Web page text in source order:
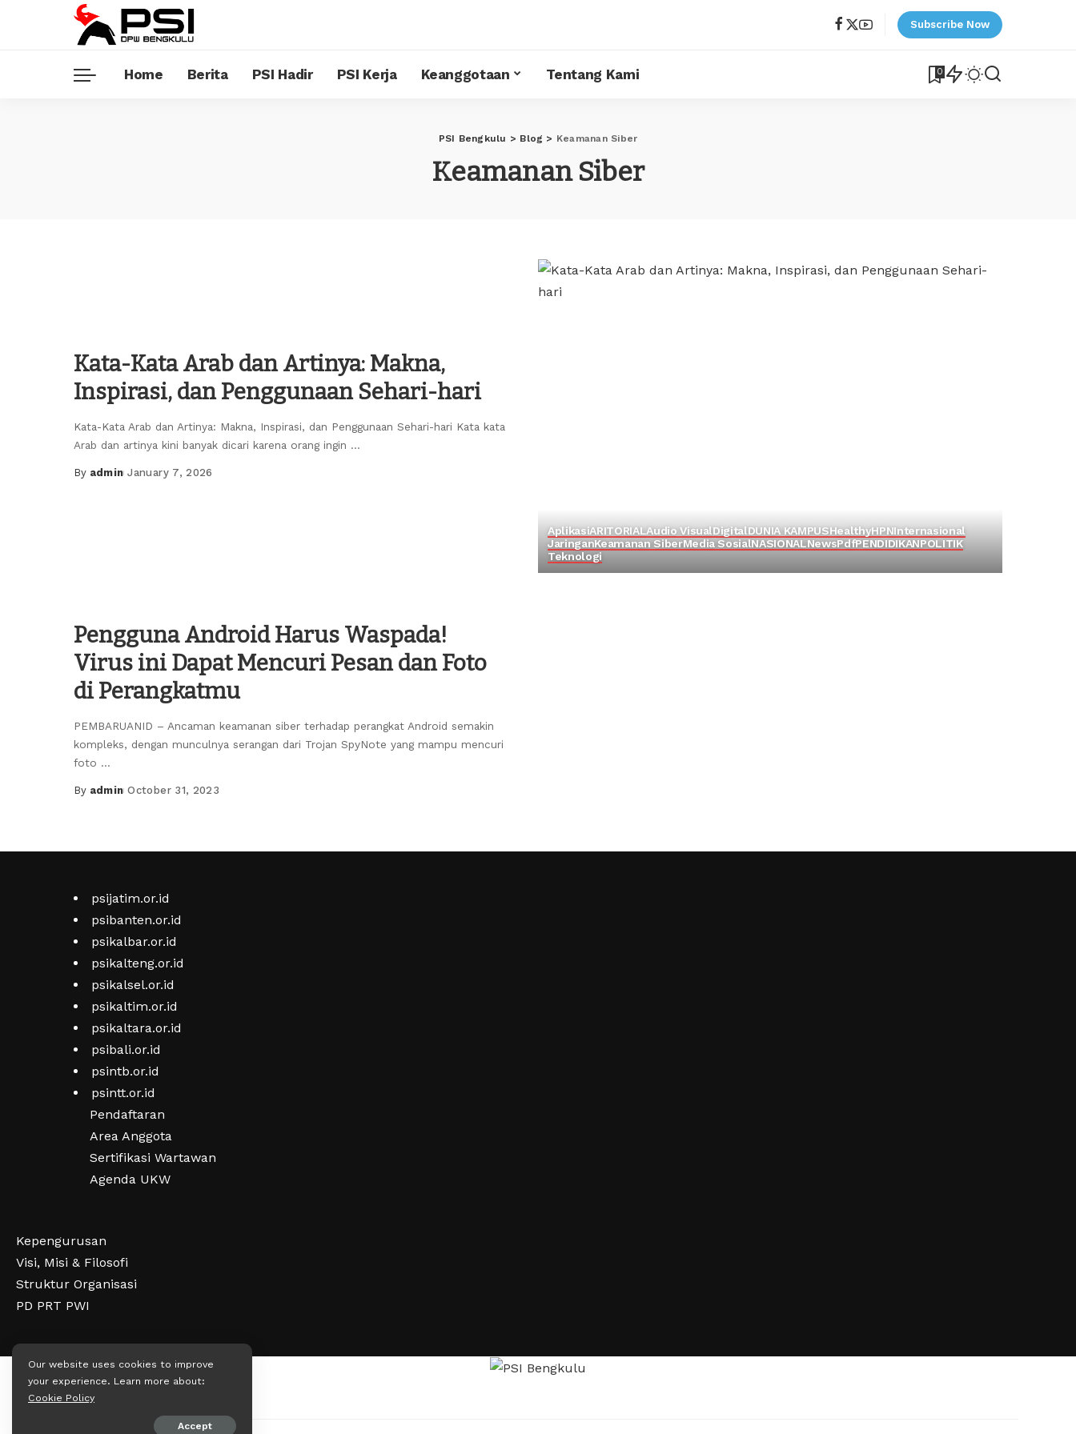
Subscribe Now
Home Berita PSI Hadir PSI Kerja Keanggotaan Tentang Kami 0
PSI Bengkulu > Blog > Keamanan Siber
Keamanan Siber
AplikasiARITORIALAudio VisualDigitalDUNIA KAMPUSHealthyHPNInternasional
JaringanKeamanan SiberMedia SosialNASIONALNewsPdfPENDIDIKANPOLITIK
Teknologi
Kata-Kata Arab dan Artinya: Makna,
Inspirasi, dan Penggunaan Sehari-hari
Kata-Kata Arab dan Artinya: Makna, Inspirasi, dan Penggunaan Sehari-hari Kata kata
Arab dan artinya kini banyak dicari karena orang ingin ...
Posted
By admin January 7, 2026
Pengguna Android Harus Waspada!
Virus ini Dapat Mencuri Pesan dan Foto
di Perangkatmu
PEMBARUANID – Ancaman keamanan siber terhadap perangkat Android semakin
kompleks, dengan munculnya serangan dari Trojan SpyNote yang mampu mencuri
foto ...
Posted
By admin October 31, 2023
psijatim.or.id
psibanten.or.id
psikalbar.or.id
psikalteng.or.id
psikalsel.or.id
psikaltim.or.id
psikaltara.or.id
psibali.or.id
psintb.or.id
psintt.or.id
Pendaftaran
Area Anggota
Sertifikasi Wartawan
Agenda UKW
Kepengurusan
Visi, Misi & Filosofi
Struktur Organisasi
PD PRT PWI
Our website uses cookies to improve
your experience. Learn more about:
Cookie Policy
Accept